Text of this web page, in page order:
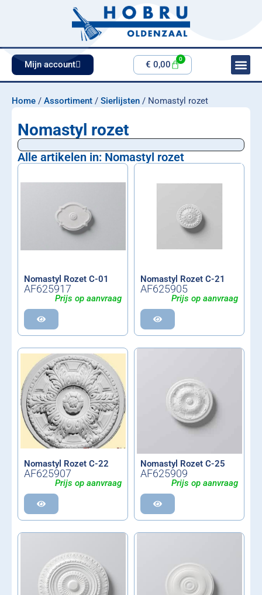
Mijn account € 0,00
0
Home / Assortiment / Sierlijsten / Nomastyl rozet
Nomastyl rozet
Alle artikelen in: Nomastyl rozet
Nomastyl Rozet C-01
AF625917
Prijs op aanvraag
Nomastyl Rozet C-21
AF625905
Prijs op aanvraag
Nomastyl Rozet C-22
AF625907
Prijs op aanvraag
Nomastyl Rozet C-25
AF625909
Prijs op aanvraag